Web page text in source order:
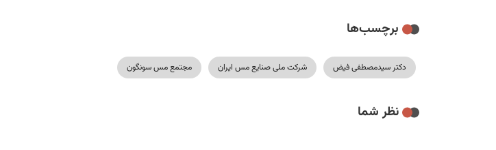
برچسب‌ها
دکتر سیدمصطفی فیض شرکت ملی صنایع مس ایران مجتمع مس سونگون
نظر شما